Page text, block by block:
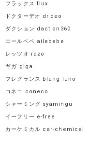
フラックス flux
ドクターデオ dr.deo
ダクション daction360
エールベベ ailebebe
レッツオ razo
ギガ giga
フレグランス blang luno
コネコ coneco
シャーミング syamingu
イーフリー e-free
カーケミカル car-chemical